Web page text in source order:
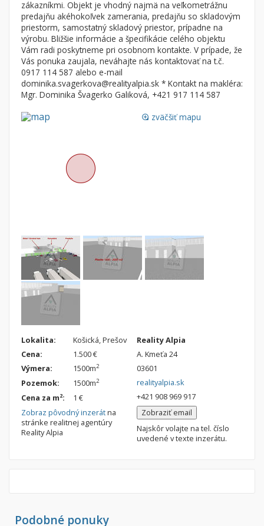
1-izbové
2-izbové
3-izbové
4 a viac izbové byty
Pozemok
Stavebné pozemky
Poľnohospodárske pozemky
Nebytové priestory
Administratívne, obchodné
Skladové, výrobné
Rekreačné, reštauračné
Filtre
Súkromná inzercia
Ponuka RK
searchHľadaj
Uložiť vyhľadávanie alternate_email
Zatvoriť vyhľadávanie
zákazníkmi. Objekt je vhodný najmä na veľkometrážnu
predajňu akéhokoľvek zamerania, predajňu so skladovým
priestorm, samostatný skladový priestor, prípadne na
výrobu. Bližšie informácie a špecifikácie celého objektu
Vám radi poskytneme pri osobnom kontakte. V prípade, že
Vás ponuka zaujala, neváhajte nás kontaktovať na t.č.
0917 114 587 alebo e-mail
dominika.svagerkova@realityalpia.sk * Kontakt na makléra:
Mgr. Dominika Švagerko Galiková, +421 917 114 587
loupe zväčšiť mapu
Lokalita:
Košická, Prešov
Cena:
1.500 €
Výmera:
1500m2
Pozemok: 1500m2
Cena za m2:
1 €
Zobraz pôvodný inzerátna
stránke realitnej agentúry
Reality Alpia
Reality Alpia
A. Kmeťa 24
03601
realityalpia.sk
+421 908 969 917
Zobraziť email
Najskôr volajte na tel. číslo
uvedené v texte inzerátu.
Podobné ponuky